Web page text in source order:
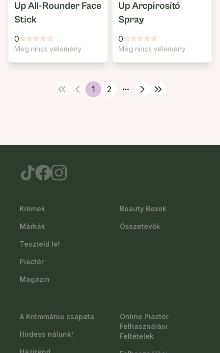
Up All-Rounder Face
Stick
0
Még nincs vélemény
Up Arcpirosító
Spray
0
Még nincs vélemény
1 2
More pages
Krémek
Márkák
Teszteld le!
Piactér
Magazin
Beauty Boxok
Összetevők
A Krémmánia csapata
Hirdess nálunk!
Online Piactér
Felhasználási
Feltételek